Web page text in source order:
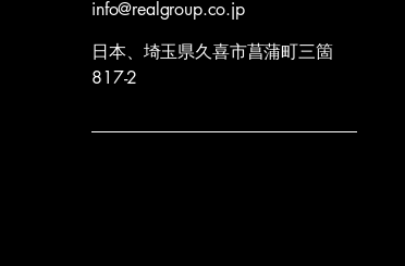
info@realgroup.co.jp
日本、埼玉県久喜市菖蒲町三箇
817-2